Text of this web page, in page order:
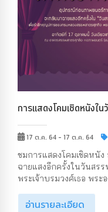
การแสดงโคมเชิดหนังใ
17 ต.ค. 64 - 17 ต.ค. 64
ชมการแสดงโคมเชิดหนั
ฉายแสงอีกครั้งในวันสร
พระเจ้าบรมวงศ์เธอ พระ
อ่านรายละเอียด